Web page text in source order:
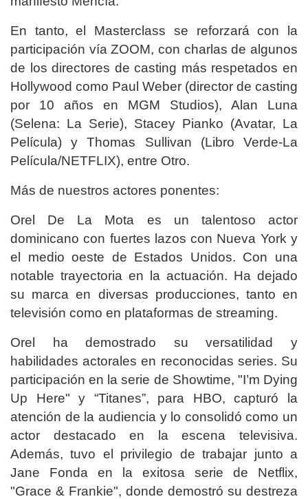
En tanto, el Masterclass se reforzará con la
participación vía ZOOM, con charlas de algunos
de los directores de casting más respetados en
Hollywood como Paul Weber (director de casting
por 10 años en MGM Studios), Alan Luna
(Selena: La Serie), Stacey Pianko (Avatar, La
Película) y Thomas Sullivan (Libro Verde-La
Película/NETFLIX), entre Otro.
Más de nuestros actores ponentes:
Orel De La Mota es un talentoso actor
dominicano con fuertes lazos con Nueva York y
el medio oeste de Estados Unidos. Con una
notable trayectoria en la actuación. Ha dejado
su marca en diversas producciones, tanto en
televisión como en plataformas de streaming.
Orel ha demostrado su versatilidad y
habilidades actorales en reconocidas series. Su
participación en la serie de Showtime, "I’m Dying
Up Here" y “Titanes”, para HBO, capturó la
atención de la audiencia y lo consolidó como un
actor destacado en la escena televisiva.
Además, tuvo el privilegio de trabajar junto a
Jane Fonda en la exitosa serie de Netflix,
"Grace & Frankie", donde demostró su destreza